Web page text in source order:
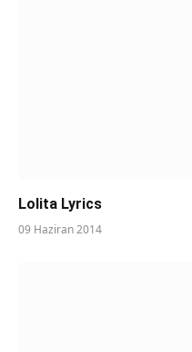
Lolita Lyrics
09 Haziran 2014